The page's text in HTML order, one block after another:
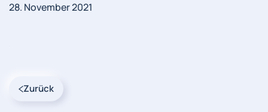
28. November 2021
Zurück